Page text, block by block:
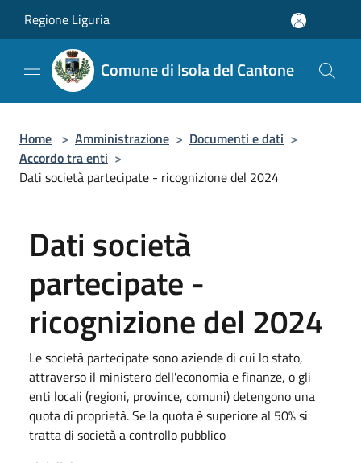
Regione Liguria
Comune di Isola del Cantone
Home > Amministrazione > Documenti e dati >
Accordo tra enti >
Dati società partecipate - ricognizione del 2024
Dati società
partecipate -
ricognizione del 2024
Le società partecipate sono aziende di cui lo stato,
attraverso il ministero dell'economia e finanze, o gli
enti locali (regioni, province, comuni) detengono una
quota di proprietà. Se la quota è superiore al 50% si
tratta di società a controllo pubblico